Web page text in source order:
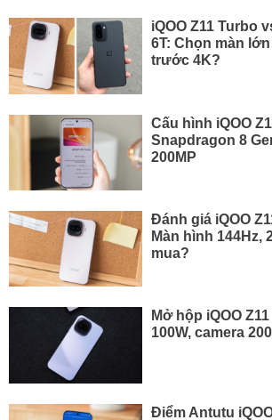
iQOO Z11 Turbo
6T: Chọn màn
trước 4K?
Cấu hình iQOO
Snapdragon 8
200MP
Đánh giá iQOO
Màn hình 144Hz,
mua?
Mở hộp iQOO
100W, camera
Điểm Antutu